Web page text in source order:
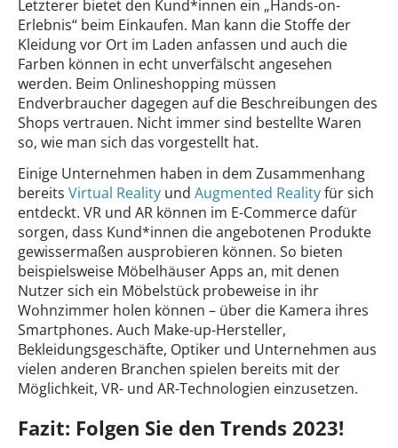
Letzterer bietet den Kund*innen ein „Hands-on-
Erlebnis“ beim Einkaufen. Man kann die Stoffe der
Kleidung vor Ort im Laden anfassen und auch die
Farben können in echt unverfälscht angesehen
werden. Beim Onlineshopping müssen
Endverbraucher dagegen auf die Beschreibungen des
Shops vertrauen. Nicht immer sind bestellte Waren
so, wie man sich das vorgestellt hat.
Einige Unternehmen haben in dem Zusammenhang
bereits Virtual Reality und Augmented Realityfür sich
entdeckt. VR und AR können im E-Commerce dafür
sorgen, dass Kund*innen die angebotenen Produkte
gewissermaßen ausprobieren können. So bieten
beispielsweise Möbelhäuser Apps an, mit denen
Nutzer sich ein Möbelstück probeweise in ihr
Wohnzimmer holen können – über die Kamera ihres
Smartphones. Auch Make-up-Hersteller,
Bekleidungsgeschäfte, Optiker und Unternehmen aus
vielen anderen Branchen spielen bereits mit der
Möglichkeit, VR- und AR-Technologien einzusetzen.
Fazit: Folgen Sie den Trends 2023!